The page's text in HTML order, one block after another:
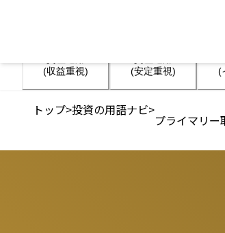
(収益重視)
(安定重視)
(
トップ>投資の用語ナビ>
プライマリー